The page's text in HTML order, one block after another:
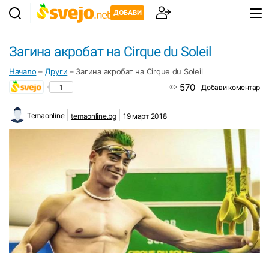
ДОБАВИ
Загина акробат на Cirque du Soleil
Начало – Други – Загина акробат на Cirque du Soleil
1 570 Добави коментар
Temaonline temaonline.bg 19 март 2018